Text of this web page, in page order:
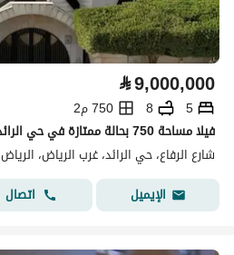
⃁9,000,000
5
8
750 م2
شارع الرفاع، حي الرائد، غرب الرياض، الرياض
الإيميل
اتصال